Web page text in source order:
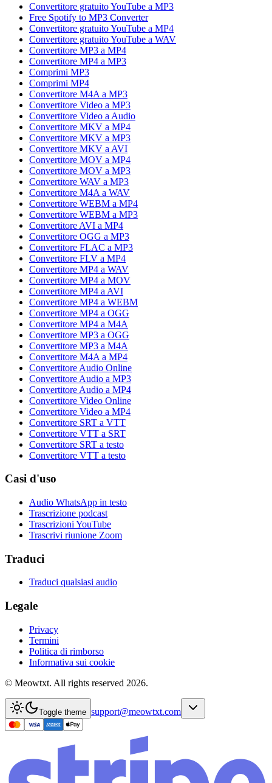
Convertitore gratuito YouTube a MP3
Free Spotify to MP3 Converter
Convertitore gratuito YouTube a MP4
Convertitore gratuito YouTube a WAV
Convertitore MP3 a MP4
Convertitore MP4 a MP3
Comprimi MP3
Comprimi MP4
Convertitore M4A a MP3
Convertitore Video a MP3
Convertitore Video a Audio
Convertitore MKV a MP4
Convertitore MKV a MP3
Convertitore MKV a AVI
Convertitore MOV a MP4
Convertitore MOV a MP3
Convertitore WAV a MP3
Convertitore M4A a WAV
Convertitore WEBM a MP4
Convertitore WEBM a MP3
Convertitore AVI a MP4
Convertitore OGG a MP3
Convertitore FLAC a MP3
Convertitore FLV a MP4
Convertitore MP4 a WAV
Convertitore MP4 a MOV
Convertitore MP4 a AVI
Convertitore MP4 a WEBM
Convertitore MP4 a OGG
Convertitore MP4 a M4A
Convertitore MP3 a OGG
Convertitore MP3 a M4A
Convertitore M4A a MP4
Convertitore Audio Online
Convertitore Audio a MP3
Convertitore Audio a MP4
Convertitore Video Online
Convertitore Video a MP4
Convertitore SRT a VTT
Convertitore VTT a SRT
Convertitore SRT a testo
Convertitore VTT a testo
Casi d'uso
Audio WhatsApp in testo
Trascrizione podcast
Trascrizioni YouTube
Trascrivi riunione Zoom
Traduci
Traduci qualsiasi audio
Legale
Privacy
Termini
Politica di rimborso
Informativa sui cookie
© Meowtxt. All rights reserved 2026.
Toggle theme support@meowtxt.com